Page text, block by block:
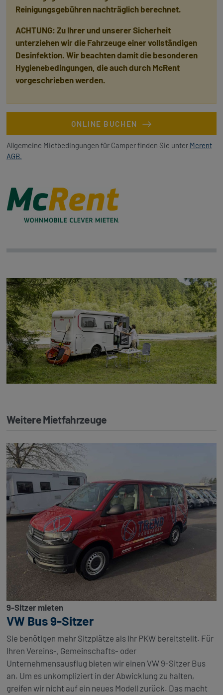
Reinigungsgebühren nachträglich berechnet.
ACHTUNG: Zu Ihrer und unserer Sicherheit
unterziehen wir die Fahrzeuge einer vollständigen
Desinfektion. Wir beachten damit die besonderen
Hygienebedingungen, die auch durch McRent
vorgeschrieben werden.
ONLINE BUCHEN
Allgemeine Mietbedingungen für Camper finden Sie unter Mcrent
AGB.
Weitere Mietfahrzeuge
9-Sitzer mieten
VW Bus 9-Sitzer
Sie benötigen mehr Sitzplätze als Ihr PKW bereitstellt. Für
Ihren Vereins-, Gemeinschafts- oder
Unternehmensausflug bieten wir einen VW 9-Sitzer Bus
an. Um es unkompliziert in der Abwicklung zu halten,
greifen wir nicht auf ein neues Modell zurück. Das macht